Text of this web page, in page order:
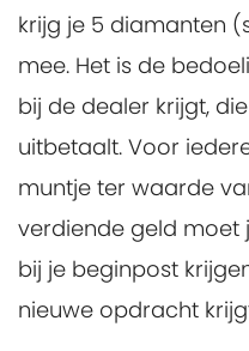
krijg je 5 diamanten
mee. Het is de
bij de dealer krijgt,
uitbetaalt. Voor
muntje ter waarde
verdiende geld moet
bij je beginpost
nieuwe opdracht